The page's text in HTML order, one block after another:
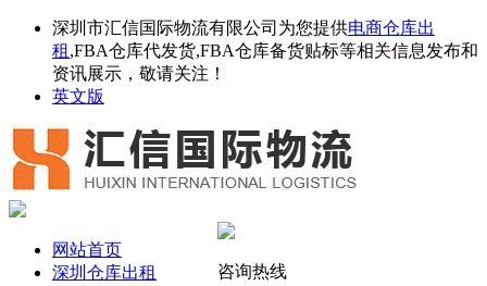
深圳市汇信国际物流有限公司为您提供电商仓库出
租 ,FBA仓库代发货,FBA仓库备货贴标等相关信息发布和
资讯展示，敬请关注！
英文版
咨询热线
网站首页
深圳仓库出租